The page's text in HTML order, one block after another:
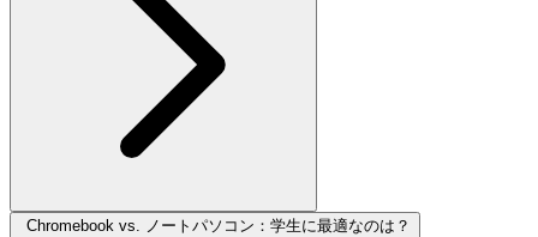
Chromebook vs. ノートパソコン：学生に最適なのは？